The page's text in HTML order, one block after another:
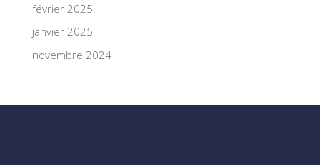
février 2025
janvier 2025
novembre 2024